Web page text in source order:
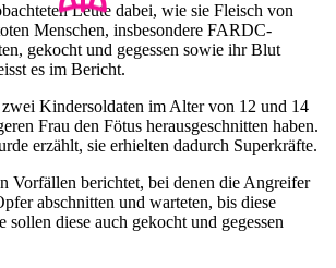
Leute dabei, wie sie Fleisch von
Menschen, insbesondere FARDC-
gekocht und gegessen sowie ihr Blut
es im Bericht.
Kindersoldaten im Alter von 12 und 14
Frau den Fötus herausgeschnitten haben.
erzählt, sie erhielten dadurch Superkräfte.
Vorfällen berichtet, bei denen die Angreifer
abschnitten und warteten, bis diese
sollen diese auch gekocht und gegessen